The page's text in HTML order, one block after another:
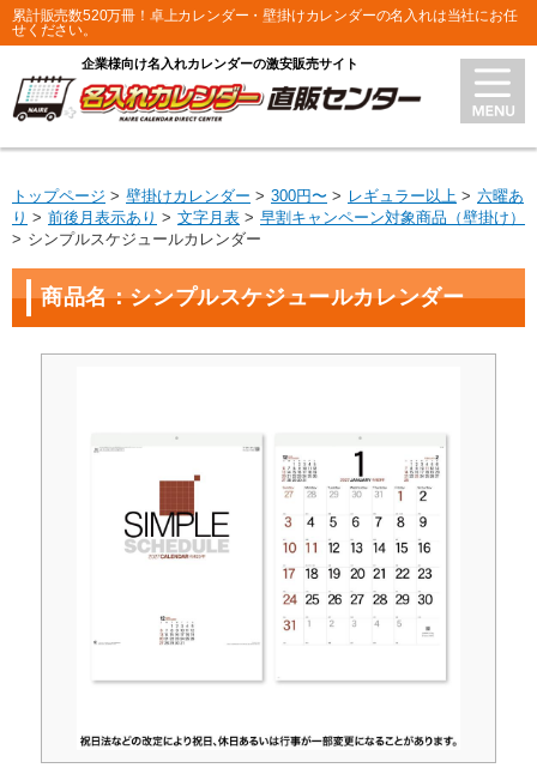
累計販売数520万冊！卓上カレンダー・壁掛けカレンダーの名入れは当社にお任
せください。
企業様向け名入れカレンダーの激安販売サイト
トップページ 壁掛けカレンダー 300円〜 レギュラー以上
六曜あ
り
前後月表示あり 文字月表
早割キャンペーン対象商品（壁掛け）
シンプルスケジュールカレンダー
商品名：シンプルスケジュールカレンダー